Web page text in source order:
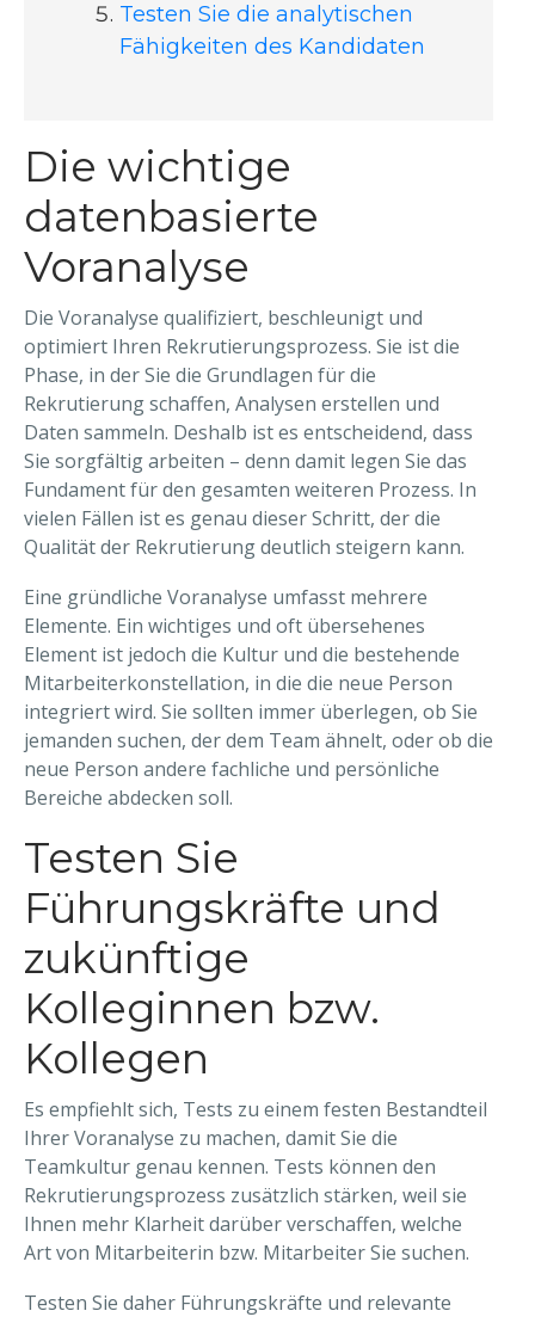
Testen Sie die analytischen
Fähigkeiten des Kandidaten
Die wichtige
datenbasierte
Voranalyse
Die Voranalyse qualifiziert, beschleunigt und
optimiert Ihren Rekrutierungsprozess. Sie ist die
Phase, in der Sie die Grundlagen für die
Rekrutierung schaffen, Analysen erstellen und
Daten sammeln. Deshalb ist es entscheidend, dass
Sie sorgfältig arbeiten – denn damit legen Sie das
Fundament für den gesamten weiteren Prozess. In
vielen Fällen ist es genau dieser Schritt, der die
Qualität der Rekrutierung deutlich steigern kann.
Eine gründliche Voranalyse umfasst mehrere
Elemente. Ein wichtiges und oft übersehenes
Element ist jedoch die Kultur und die bestehende
Mitarbeiterkonstellation, in die die neue Person
integriert wird. Sie sollten immer überlegen, ob Sie
jemanden suchen, der dem Team ähnelt, oder ob die
neue Person andere fachliche und persönliche
Bereiche abdecken soll.
Testen Sie
Führungskräfte und
zukünftige
Kolleginnen bzw.
Kollegen
Es empfiehlt sich, Tests zu einem festen Bestandteil
Ihrer Voranalyse zu machen, damit Sie die
Teamkultur genau kennen. Tests können den
Rekrutierungsprozess zusätzlich stärken, weil sie
Ihnen mehr Klarheit darüber verschaffen, welche
Art von Mitarbeiterin bzw. Mitarbeiter Sie suchen.
Testen Sie daher Führungskräfte und relevante